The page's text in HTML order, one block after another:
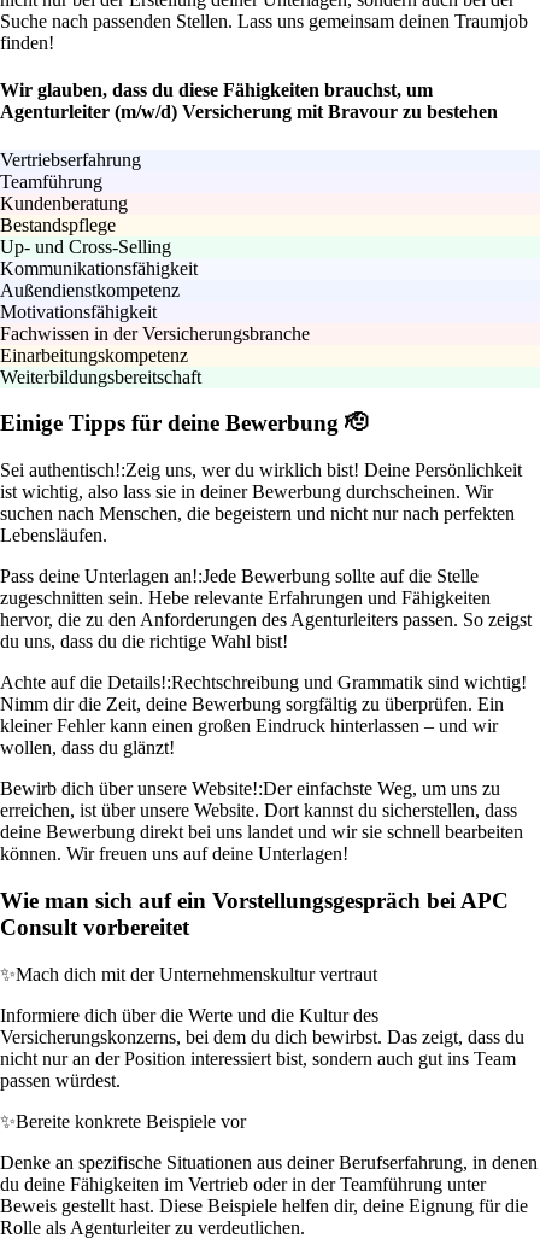
Suche nach passenden Stellen. Lass uns gemeinsam deinen Traumjob
finden!
Wir glauben, dass du diese Fähigkeiten brauchst, um
Agenturleiter (m/w/d) Versicherung mit Bravour zu bestehen
Vertriebserfahrung
Teamführung
Kundenberatung
Bestandspflege
Up- und Cross-Selling
Kommunikationsfähigkeit
Außendienstkompetenz
Motivationsfähigkeit
Fachwissen in der Versicherungsbranche
Einarbeitungskompetenz
Weiterbildungsbereitschaft
Einige Tipps für deine Bewerbung 🫡
Sei authentisch!:Zeig uns, wer du wirklich bist! Deine Persönlichkeit
ist wichtig, also lass sie in deiner Bewerbung durchscheinen. Wir
suchen nach Menschen, die begeistern und nicht nur nach perfekten
Lebensläufen.
Pass deine Unterlagen an!:Jede Bewerbung sollte auf die Stelle
zugeschnitten sein. Hebe relevante Erfahrungen und Fähigkeiten
hervor, die zu den Anforderungen des Agenturleiters passen. So zeigst
du uns, dass du die richtige Wahl bist!
Achte auf die Details!:Rechtschreibung und Grammatik sind wichtig!
Nimm dir die Zeit, deine Bewerbung sorgfältig zu überprüfen. Ein
kleiner Fehler kann einen großen Eindruck hinterlassen – und wir
wollen, dass du glänzt!
Bewirb dich über unsere Website!:Der einfachste Weg, um uns zu
erreichen, ist über unsere Website. Dort kannst du sicherstellen, dass
deine Bewerbung direkt bei uns landet und wir sie schnell bearbeiten
können. Wir freuen uns auf deine Unterlagen!
Wie man sich auf ein Vorstellungsgespräch bei APC
Consult vorbereitet
✨Mach dich mit der Unternehmenskultur vertraut
Informiere dich über die Werte und die Kultur des
Versicherungskonzerns, bei dem du dich bewirbst. Das zeigt, dass du
nicht nur an der Position interessiert bist, sondern auch gut ins Team
passen würdest.
✨Bereite konkrete Beispiele vor
Denke an spezifische Situationen aus deiner Berufserfahrung, in denen
du deine Fähigkeiten im Vertrieb oder in der Teamführung unter
Beweis gestellt hast. Diese Beispiele helfen dir, deine Eignung für die
Rolle als Agenturleiter zu verdeutlichen.